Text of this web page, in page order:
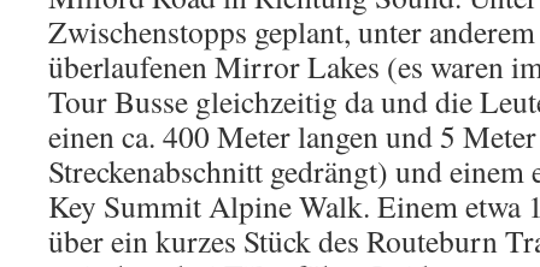
Zwischenstopps geplant, unter
überlaufenen Mirror Lakes (es waren
Tour Busse gleichzeitig da und die
einen ca. 400 Meter langen und 5
Streckenabschnitt gedrängt) und einem
Key Summit Alpine Walk. Einem etwa
über ein kurzes Stück des Routeburn